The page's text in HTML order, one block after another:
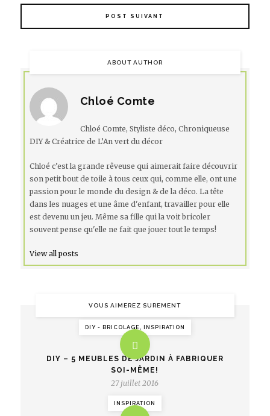
POST SUIVANT
ABOUT AUTHOR
Chloé Comte
Chloé Comte, Styliste déco, Chroniqueuse
DIY & Créatrice de L’An vert du décor
Chloé c’est la grande rêveuse qui aimerait faire découvrir
son petit bout de toile à tous ceux qui, comme elle, ont une
passion pour le monde du design & de la déco. La tête
dans les nuages et une âme d'enfant, travailler pour elle
est devenu un jeu. Même sa fille qui la voit bricoler
souvent pense qu'elle ne fait que jouer tout le temps!
View all posts
VOUS AIMEREZ SUREMENT
DIY - BRICOLAGE, INSPIRATION
DIY – 5 MEUBLES DE JARDIN À FABRIQUER
SOI-MÊME!
27 juillet 2016
INSPIRATION